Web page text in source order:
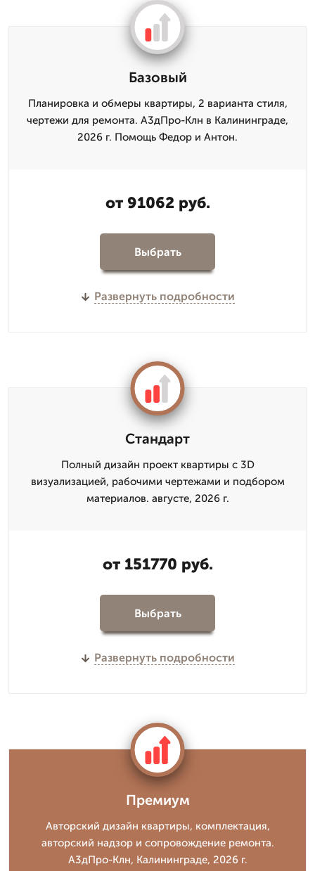
Базовый
Планировка и обмеры квартиры, 2 варианта стиля,
чертежи для ремонта. А3дПро-Клн в Калининграде,
2026 г. Помощь Федор и Антон.
от 91062 руб.
Выбрать
Развернуть подробности
Стандарт
Полный дизайн проект квартиры с 3D
визуализацией, рабочими чертежами и подбором
материалов. августе, 2026 г.
от 151770 руб.
Выбрать
Развернуть подробности
Премиум
Авторский дизайн квартиры, комплектация,
авторский надзор и сопровождение ремонта.
А3дПро-Клн, Калининграде, 2026 г.